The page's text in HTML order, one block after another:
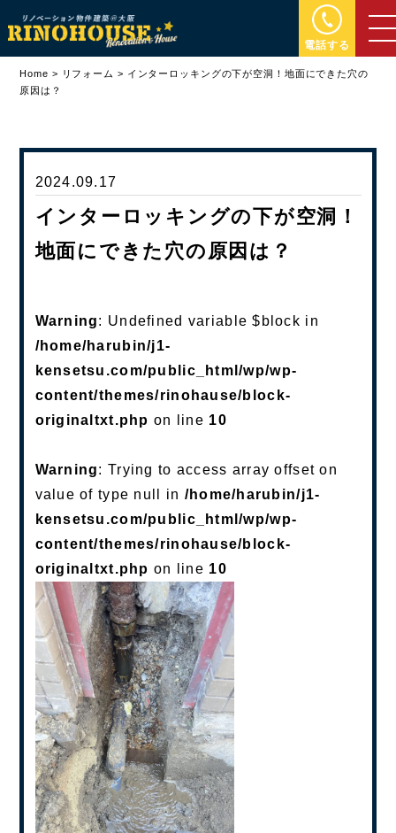
電話する
Home > リフォーム > インターロッキングの下が空洞！地面にできた穴の
原因は？
2024.09.17
インターロッキングの下が空洞！
地面にできた穴の原因は？
Warning: Undefined variable $block in
/home/harubin/j1-
kensetsu.com/public_html/wp/wp-
content/themes/rinohause/block-
originaltxt.php on line 10
Warning: Trying to access array offset on
value of type null in /home/harubin/j1-
kensetsu.com/public_html/wp/wp-
content/themes/rinohause/block-
originaltxt.php on line 10